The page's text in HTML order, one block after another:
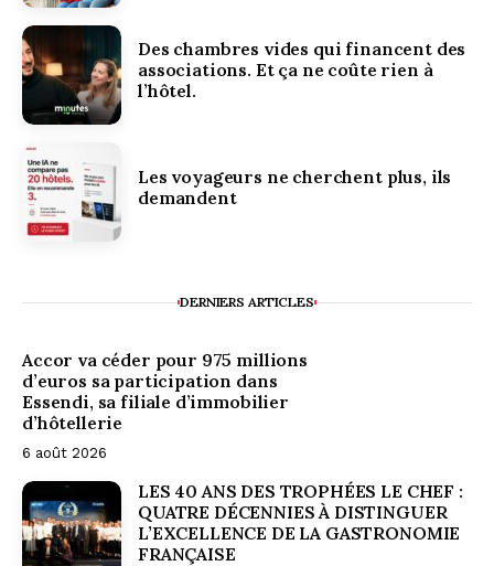
Des chambres vides qui financent des
associations. Et ça ne coûte rien à
l’hôtel.
Les voyageurs ne cherchent plus, ils
demandent
DERNIERS ARTICLES
Accor va céder pour 975 millions
d’euros sa participation dans
Essendi, sa filiale d’immobilier
d’hôtellerie
6 août 2026
LES 40 ANS DES TROPHÉES LE CHEF :
QUATRE DÉCENNIES À DISTINGUER
L’EXCELLENCE DE LA GASTRONOMIE
FRANÇAISE